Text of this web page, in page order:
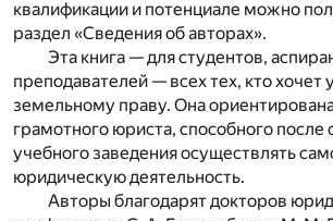
квалификации и потенциале можно
раздел «Сведения об авторах».
Эта книга — для студентов,
преподавателей — всех тех, кто хочет
земельному праву. Она
грамотного юриста, способного после
учебного заведения осуществлять
юридическую деятельность.
Авторы благодарят докторов